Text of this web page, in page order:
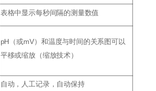
表格中显示每秒间隔的测量数值
pH（或mV）和温度与时间的关系图可以
平移或缩放（缩放技术）
自动，人工记录，自动保持